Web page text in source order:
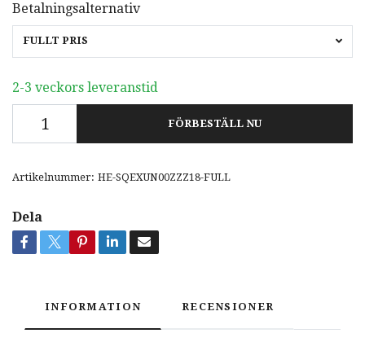
Betalningsalternativ
FULLT PRIS
2-3 veckors leveranstid
FÖRBESTÄLL NU
Artikelnummer: HE-SQEXUN00ZZZ18-FULL
Dela
INFORMATION RECENSIONER